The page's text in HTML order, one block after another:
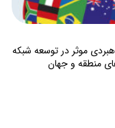
موثر در توسعه شبکه
منطقه و جهان